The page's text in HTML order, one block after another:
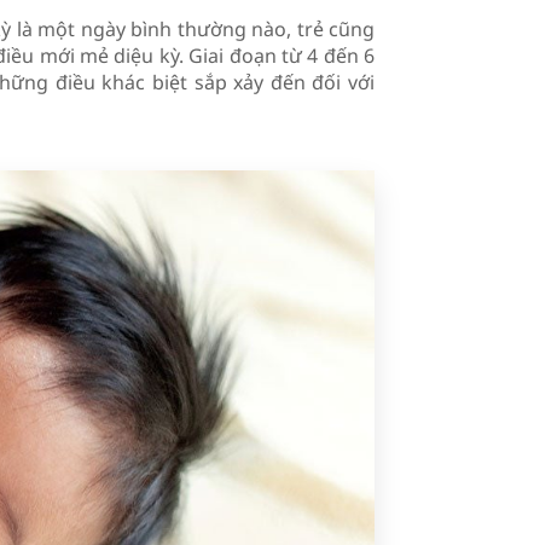
là một ngày bình thường nào, trẻ cũng
mới mẻ diệu kỳ. Giai đoạn từ 4 đến 6
điều khác biệt sắp xảy đến đối với